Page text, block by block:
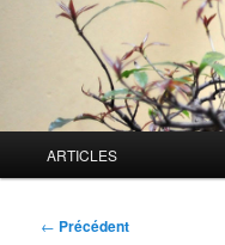
principal
ARTICLES
Navigation
← Précédent